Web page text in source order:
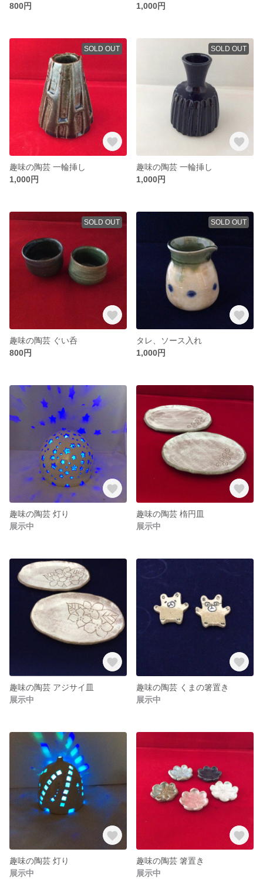
800円
1,000円
SOLD OUT
趣味の陶芸 一輪挿し
1,000円
SOLD OUT
趣味の陶芸 一輪挿し
1,000円
SOLD OUT
趣味の陶芸 ぐい呑
800円
SOLD OUT
タレ、ソース入れ
1,000円
趣味の陶芸 灯り
展示中
趣味の陶芸 楕円皿
展示中
趣味の陶芸 アジサイ皿
展示中
趣味の陶芸 くまの箸置き
展示中
趣味の陶芸 灯り
展示中
趣味の陶芸 箸置き
展示中